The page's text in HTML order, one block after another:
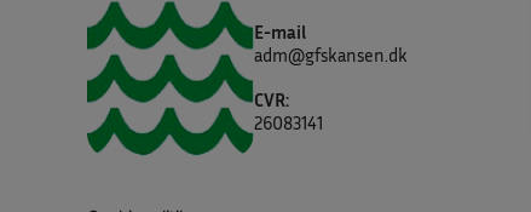
E-mail
adm@gfskansen.dk
CVR:
26083141